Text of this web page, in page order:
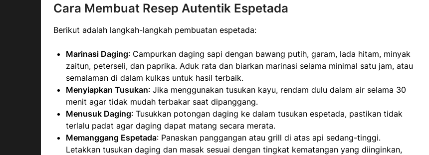
Cara Membuat Resep Autentik Espetada
Berikut adalah langkah-langkah pembuatan espetada:
Marinasi Daging: Campurkan daging sapi dengan bawang putih, garam, lada hitam, minyak
zaitun, peterseli, dan paprika. Aduk rata dan biarkan marinasi selama minimal satu jam, atau
semalaman di dalam kulkas untuk hasil terbaik.
Menyiapkan Tusukan: Jika menggunakan tusukan kayu, rendam dulu dalam air selama 30
menit agar tidak mudah terbakar saat dipanggang.
Menusuk Daging: Tusukkan potongan daging ke dalam tusukan espetada, pastikan tidak
terlalu padat agar daging dapat matang secara merata.
Memanggang Espetada: Panaskan panggangan atau grill di atas api sedang-tinggi.
Letakkan tusukan daging dan masak sesuai dengan tingkat kematangan yang diinginkan,